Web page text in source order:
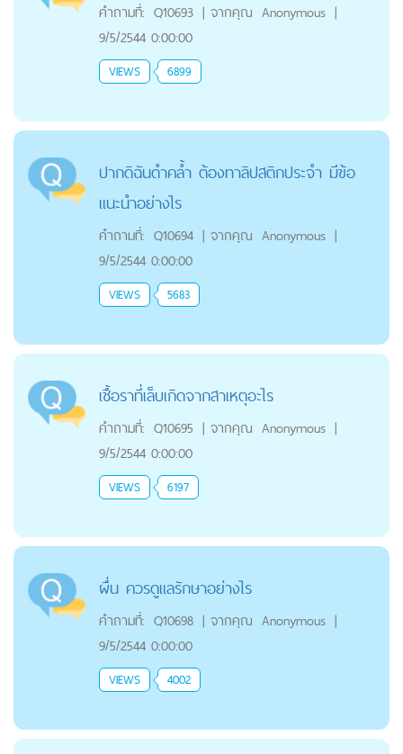
คำถามที่: Q10693 | จากคุณ Anonymous |
9/5/2544 0:00:00
VIEWS 6899
ปากดิฉันดำคล้ำ ต้องทาลิปสติกประจำ มีข้อ
แนะนำอย่างไร
คำถามที่: Q10694 | จากคุณ Anonymous |
9/5/2544 0:00:00
VIEWS 5683
เชื้อราที่เล็บเกิดจากสาเหตุอะไร
คำถามที่: Q10695 | จากคุณ Anonymous |
9/5/2544 0:00:00
VIEWS 6197
ผื่น ควรดูแลรักษาอย่างไร
คำถามที่: Q10698 | จากคุณ Anonymous |
9/5/2544 0:00:00
VIEWS 4002